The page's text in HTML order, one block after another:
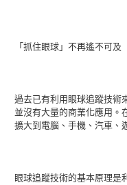
「抓住眼球」不再遙不可及
過去已有利用眼球追蹤技術
並沒有大量的商業化應用。
擴大到電腦、手機、汽車、
眼球追蹤技術的基本原理是